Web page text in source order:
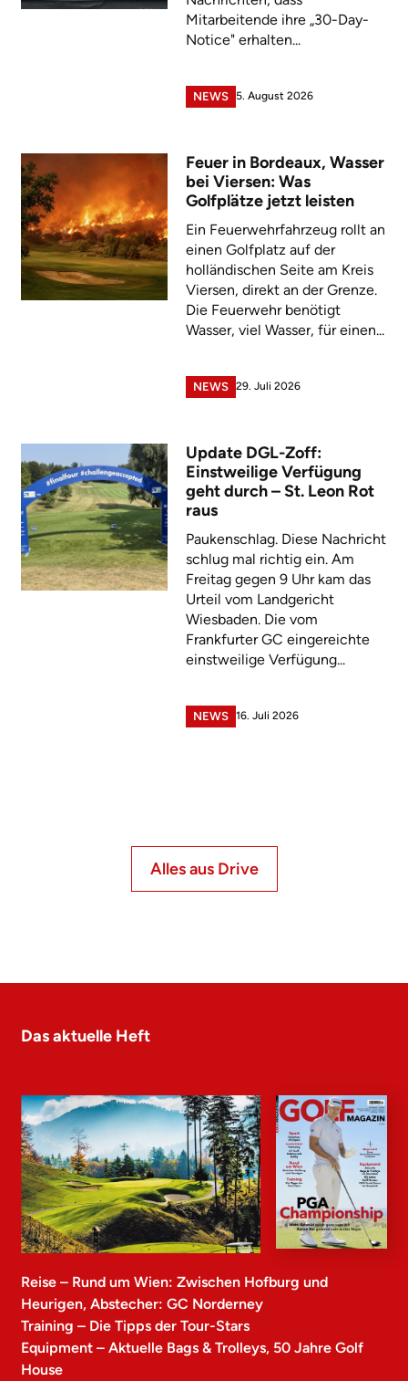
Mitarbeitende ihre „30-Day-
Notice" erhalten...
NEWS 5. August 2026
Feuer in Bordeaux, Wasser
bei Viersen: Was
Golfplätze jetzt leisten
Ein Feuerwehrfahrzeug rollt an
einen Golfplatz auf der
holländischen Seite am Kreis
Viersen, direkt an der Grenze.
Die Feuerwehr benötigt
Wasser, viel Wasser, für einen...
NEWS 29. Juli 2026
Update DGL-Zoff:
Einstweilige Verfügung
geht durch – St. Leon Rot
raus
Paukenschlag. Diese Nachricht
schlug mal richtig ein. Am
Freitag gegen 9 Uhr kam das
Urteil vom Landgericht
Wiesbaden. Die vom
Frankfurter GC eingereichte
einstweilige Verfügung...
NEWS 16. Juli 2026
Alles aus Drive
Das aktuelle Heft
Reise – Rund um Wien: Zwischen Hofburg und
Heurigen, Abstecher: GC Norderney
Training – Die Tipps der Tour-Stars
Equipment – Aktuelle Bags & Trolleys, 50 Jahre Golf
House